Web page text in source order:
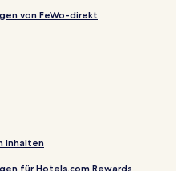
von FeWo-direkt
Inhalten
für Hotels.com Rewards